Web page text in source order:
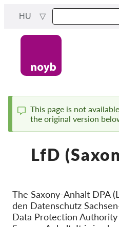
content
HU
Status
message
This page is not
the original version
LfD
The Saxony-Anhalt DPA
den Datenschutz
Data Protection